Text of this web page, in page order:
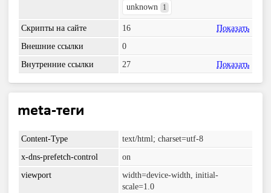
unknown 1
Скрипты на сайте 16
Показать
Внешние ссылки
0
Внутренние ссылки
27 Показать
meta-теги
Content-Type
text/html; charset=utf-8
x-dns-prefetch-control
on
viewport
width=device-width, initial-
scale=1.0